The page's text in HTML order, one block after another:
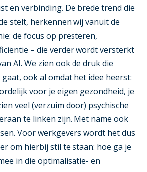
en verbinding. De brede trend die
stelt, herkennen wij vanuit de
de focus op presteren,
– die verder wordt versterkt
AI. We zien ook de druk die
ook al omdat het idee heerst:
voor je eigen gezondheid, je
veel (verzuim door) psychische
te linken zijn. Met name ook
Voor werkgevers wordt het dus
om hierbij stil te staan: hoe ga je
in die optimalisatie- en